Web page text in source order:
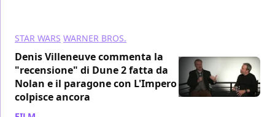
STAR WARS WARNER BROS.
Denis Villeneuve commenta la
"recensione" di Dune 2 fatta da
Nolan e il paragone con L'Impero
colpisce ancora